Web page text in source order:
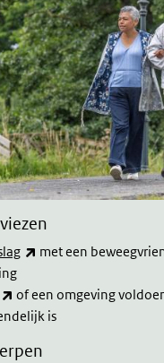
(externe link)
met een
(externe link)
of een omgeving
is